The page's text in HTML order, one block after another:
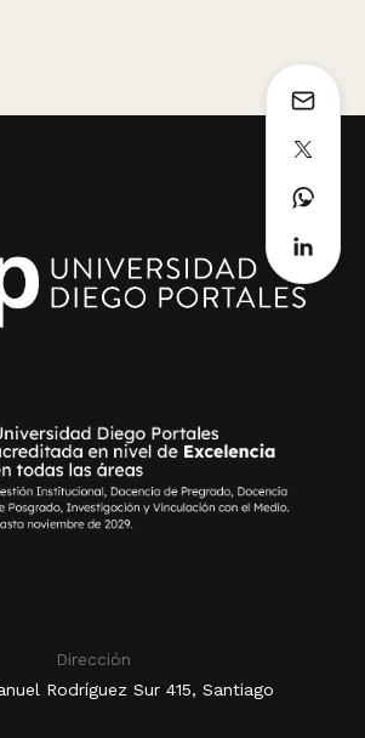
Dirección
Rodríguez Sur 415, Santiago